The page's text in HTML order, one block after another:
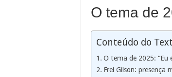
O tema de
Conteúdo do
O tema de 2025: “Eu
Frei Gilson: presença